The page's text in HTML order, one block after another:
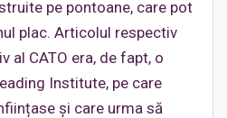
pe pontoane, care pot
plac. Articolul respectiv
al CATO era, de fapt, o
Institute, pe care
și care urma să